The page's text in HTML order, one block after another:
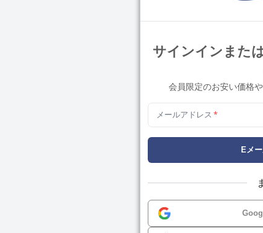
サインインまた
会員限定のお安い価格
メールアドレス *
Eメ